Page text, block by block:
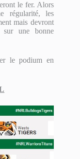
le fer. Alors
régularité, les
mais devront
une bonne
le podium en